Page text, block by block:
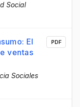
Social
El
ventas
Sociales
PDF